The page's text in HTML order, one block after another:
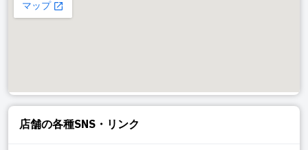
店舗の各種SNS・リンク